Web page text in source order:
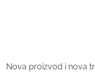
Nova proizvod i nova